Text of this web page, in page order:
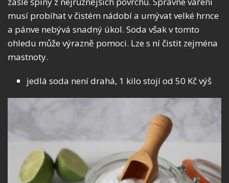
musí probíhat v čistém nádobí a umývat velké hrnce
a pánve nebývá snadný úkol. Soda však v tomto
ohledu může výrazně pomoci. Lze s ní čistit zejména
mastnoty.
jedlá soda není drahá, 1 kilo stojí od 50 Kč výš